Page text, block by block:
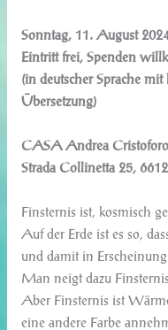
Sonntag, 11. August
Eintritt frei, Spenden
(in deutscher Sprache
Übersetzung)
CASA Andrea Cristoforo
Strada Collinetta 25,
Finsternis ist, kosmisch
Auf der Erde ist es so,
und damit in
Man neigt dazu
Aber Finsternis ist
eine andere Farbe